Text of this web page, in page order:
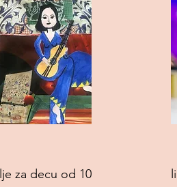
za decu od 10